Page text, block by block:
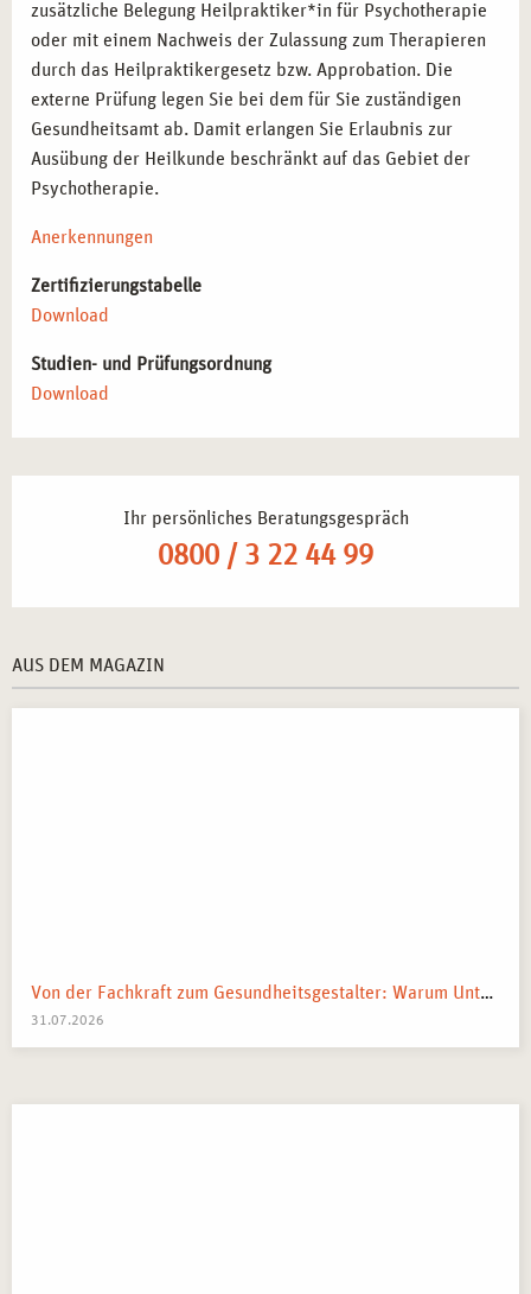
zusätzliche Belegung Heilpraktiker*in für Psychotherapie
oder mit einem Nachweis der Zulassung zum Therapieren
durch das Heilpraktikergesetz bzw. Approbation. Die
externe Prüfung legen Sie bei dem für Sie zuständigen
Gesundheitsamt ab. Damit erlangen Sie Erlaubnis zur
Ausübung der Heilkunde beschränkt auf das Gebiet der
Psychotherapie.
Anerkennungen
Zertifizierungstabelle
Download
Studien- und Prüfungsordnung
Download
Ihr persönliches Beratungsgespräch
0800 / 3 22 44 99
AUS DEM MAGAZIN
Von der Fachkraft zum Gesundheitsgestalter: Warum Unternehmen 2026 Business Health Coaches brauchen
31.07.2026